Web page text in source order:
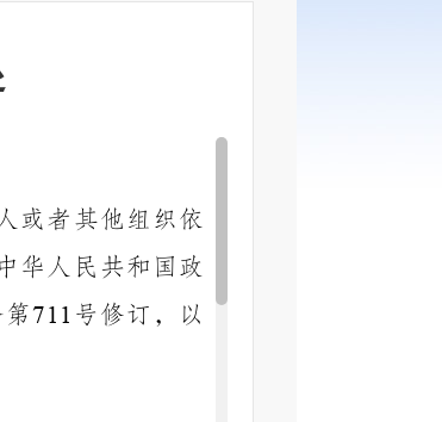
或者其他组织依
华人民共和国政
711 号修订，以